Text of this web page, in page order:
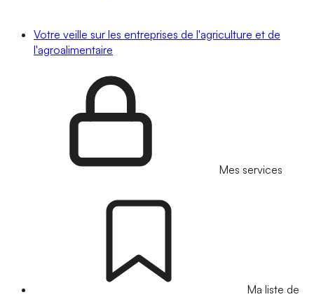
Votre veille sur les entreprises de l'agriculture et de
l'agroalimentaire
Mes services
Ma liste de